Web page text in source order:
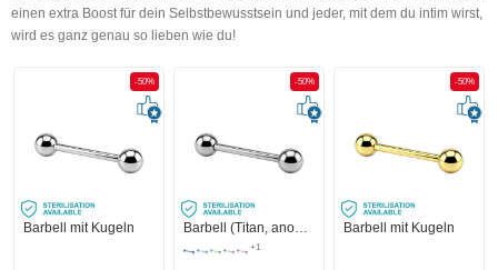
einen extra Boost für dein Selbstbewusstsein und jeder, mit dem du intim wirst,
wird es ganz genau so lieben wie du!
-50%
Barbell mit Kugeln
-50%
Barbell (Titan, anodisiert) mit Kugeln
+1
-50%
Barbell mit Kugeln